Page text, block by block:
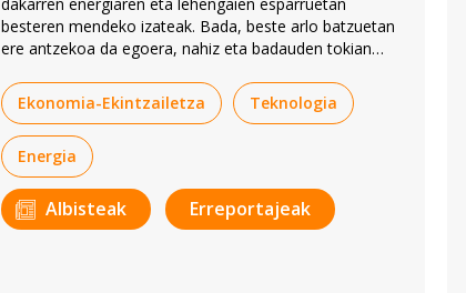
dakarren energiaren eta lehengaien esparruetan
besteren mendeko izateak. Bada, beste arlo batzuetan
ere antzekoa da egoera, nahiz eta badauden tokian
Ekonomia-Ekintzailetza
Teknologia
Energia
Albisteak Erreportajeak